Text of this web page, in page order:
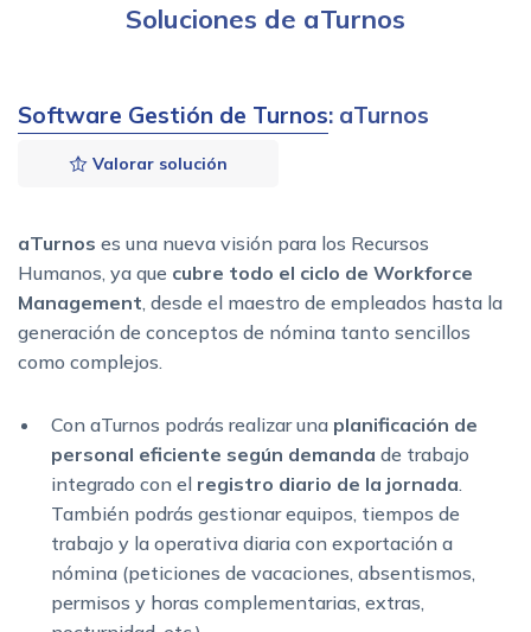
Soluciones de aTurnos
Software Gestión de Turnos: aTurnos
Valorar solución
aTurnos es una nueva visión para los Recursos
Humanos, ya que cubre todo el ciclo de Workforce
Management , desde el maestro de empleados hasta la
generación de conceptos de nómina tanto sencillos
como complejos.
Con aTurnos podrás realizar una planificación de
personal eficiente según demanda de trabajo
integrado con el registro diario de la jornada
También podrás gestionar equipos, tiempos de
trabajo y la operativa diaria con exportación a
nómina (peticiones de vacaciones, absentismos,
permisos y horas complementarias, extras,